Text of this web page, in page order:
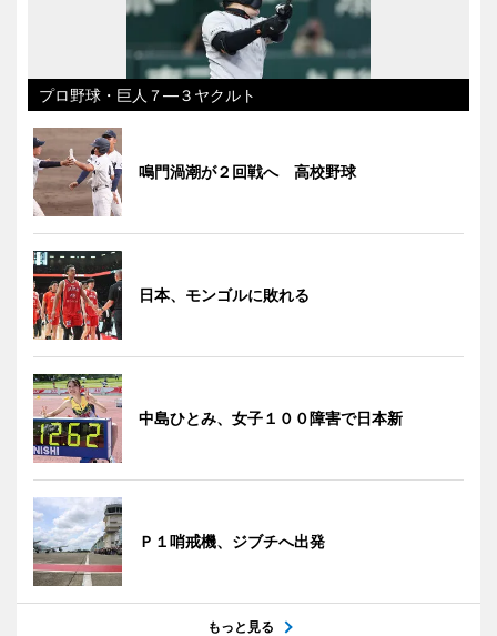
プロ野球・巨人７―３ヤクルト
鳴門渦潮が２回戦へ 高校野球
日本、モンゴルに敗れる
中島ひとみ、女子１００障害で日本新
Ｐ１哨戒機、ジブチへ出発
もっと見る